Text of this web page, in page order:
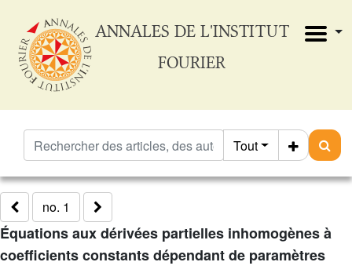
ANNALES DE L'INSTITUT
FOURIER
Tout
no. 1
Équations aux dérivées partielles inhomogènes à
coefficients constants dépendant de paramètres